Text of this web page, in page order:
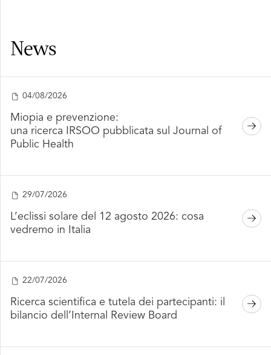
News
04/08/2026
Miopia e prevenzione:
una ricerca IRSOO pubblicata sul Journal of
Public Health
29/07/2026
L’eclissi solare del 12 agosto 2026: cosa
vedremo in Italia
22/07/2026
Ricerca scientifica e tutela dei partecipanti: il
bilancio dell’Internal Review Board